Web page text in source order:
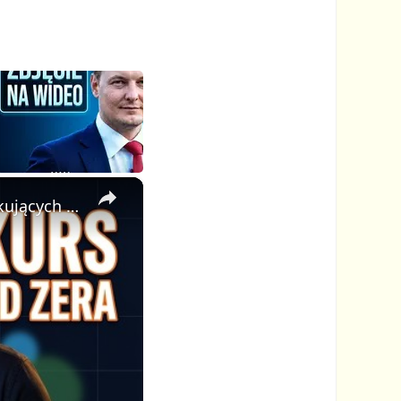
×
🎓 Jak Stworzyć Kurs Online od Zera — Pełny Tutorial dla Początkujących (Rejestracji do Publikacji)